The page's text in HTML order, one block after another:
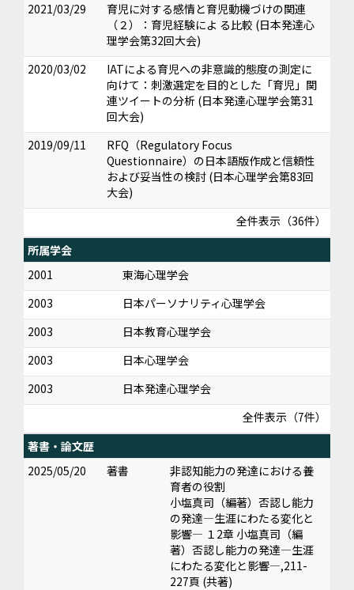
2021/03/29
育児に対する感情と育児動機づけの関連
（２）：育児経験によ る比較 (日本発達心
理学会第32回大会)
2020/03/02
IATによる育児への非意識的態度の測定に
向けて：刺激選定を目的とした「育児」関
連ツイートの分析 (日本発達心理学会第31
回大会)
2019/09/11
RFQ（Regulatory Focus
Questionnaire）の日本語版作成と信頼性
および妥当性の検討 (日本心理学会第83回
大会)
全件表示（36件）
所属学会
2001
東海心理学会
2003
日本パーソナリティ心理学会
2003
日本教育心理学会
2003
日本心理学会
2003
日本発達心理学会
全件表示（7件）
著書・論文歴
2025/05/20
著書
非認知能力の発達における養
育者の役割
小塩真司（編著）否認し能力
の発達―生涯にわたる変化と
影響― １2章 小塩真司（編
著）否認し能力の発達―生涯
にわたる変化と影響―,211-
227頁 (共著)